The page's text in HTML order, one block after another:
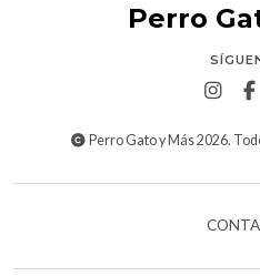
Perro
Perro Gato y Más 2026.